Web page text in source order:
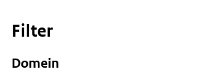
Filter
Domein